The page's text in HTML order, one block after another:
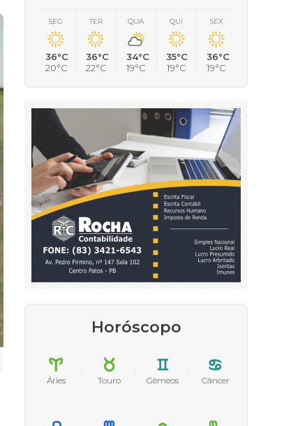
SEG
36°C
20°C
TER
36°C
22°C
QUA
34°C
19°C
QUI
35°C
19°C
SEX
36°C
19°C
Horóscopo
Áries Touro Gêmeos Câncer